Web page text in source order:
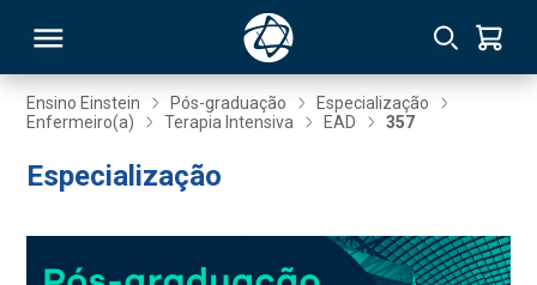
Ensino Einstein Pós-graduação
Especialização
Enfermeiro(a)
Terapia Intensiva EAD 357
Especialização